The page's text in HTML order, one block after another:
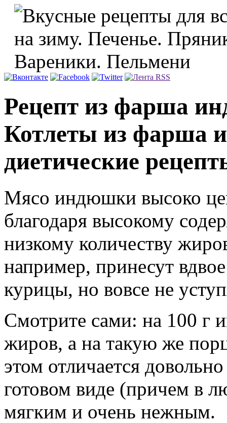
Рецепт из фарша
Котлеты из фарша
диетические
Мясо индюшки высоко
благодаря высокому
низкому количеству
например, принесут
курицы, но вовсе не
Смотрите сами: на 100 г
жиров, а на такую же
этом отличается
готовом виде (причем в
мягким и очень нежным.